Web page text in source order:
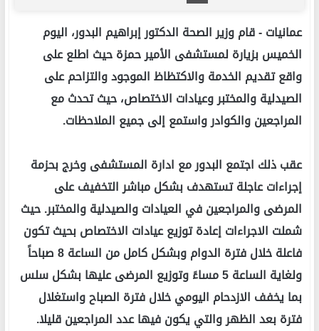
عمانيات -قام وزير الصحة الدكتور إبراهيم البدور، اليوم
الخميس بزيارة لمستشفى الأمير حمزة حيث اطلع على
واقع تقديم الخدمة والاكتظاظ الموجود والتزاحم على
الصيدلية والمختبر وعيادات الاختصاص، حيث تحدث مع
المراجعين والكوادر واستمع إلى جميع الملاحظات.
عقب ذلك اجتمع البدور مع ادارة المستشفى وخرج بحزمة
إجراءات عاجلة تستهدف بشكل مباشر التخفيف على
المرضى والمراجعين في العيادات والصيدلية والمختبر. حيث
شملت الاجراءات إعادة توزيع عيادات الاختصاص بحيث تكون
فاعلة خلال فترة الدوام وبشكل كامل من الساعة 8 صباحاً
ولغاية الساعة 5 مساءً وتوزيع المرضى عليها بشكل سلس
بما يخفف الازدحام اليومي خلال فترة الصباح واستغلال
فترة بعد الظهر والتي يكون فيها عدد المراجعين قليلا.